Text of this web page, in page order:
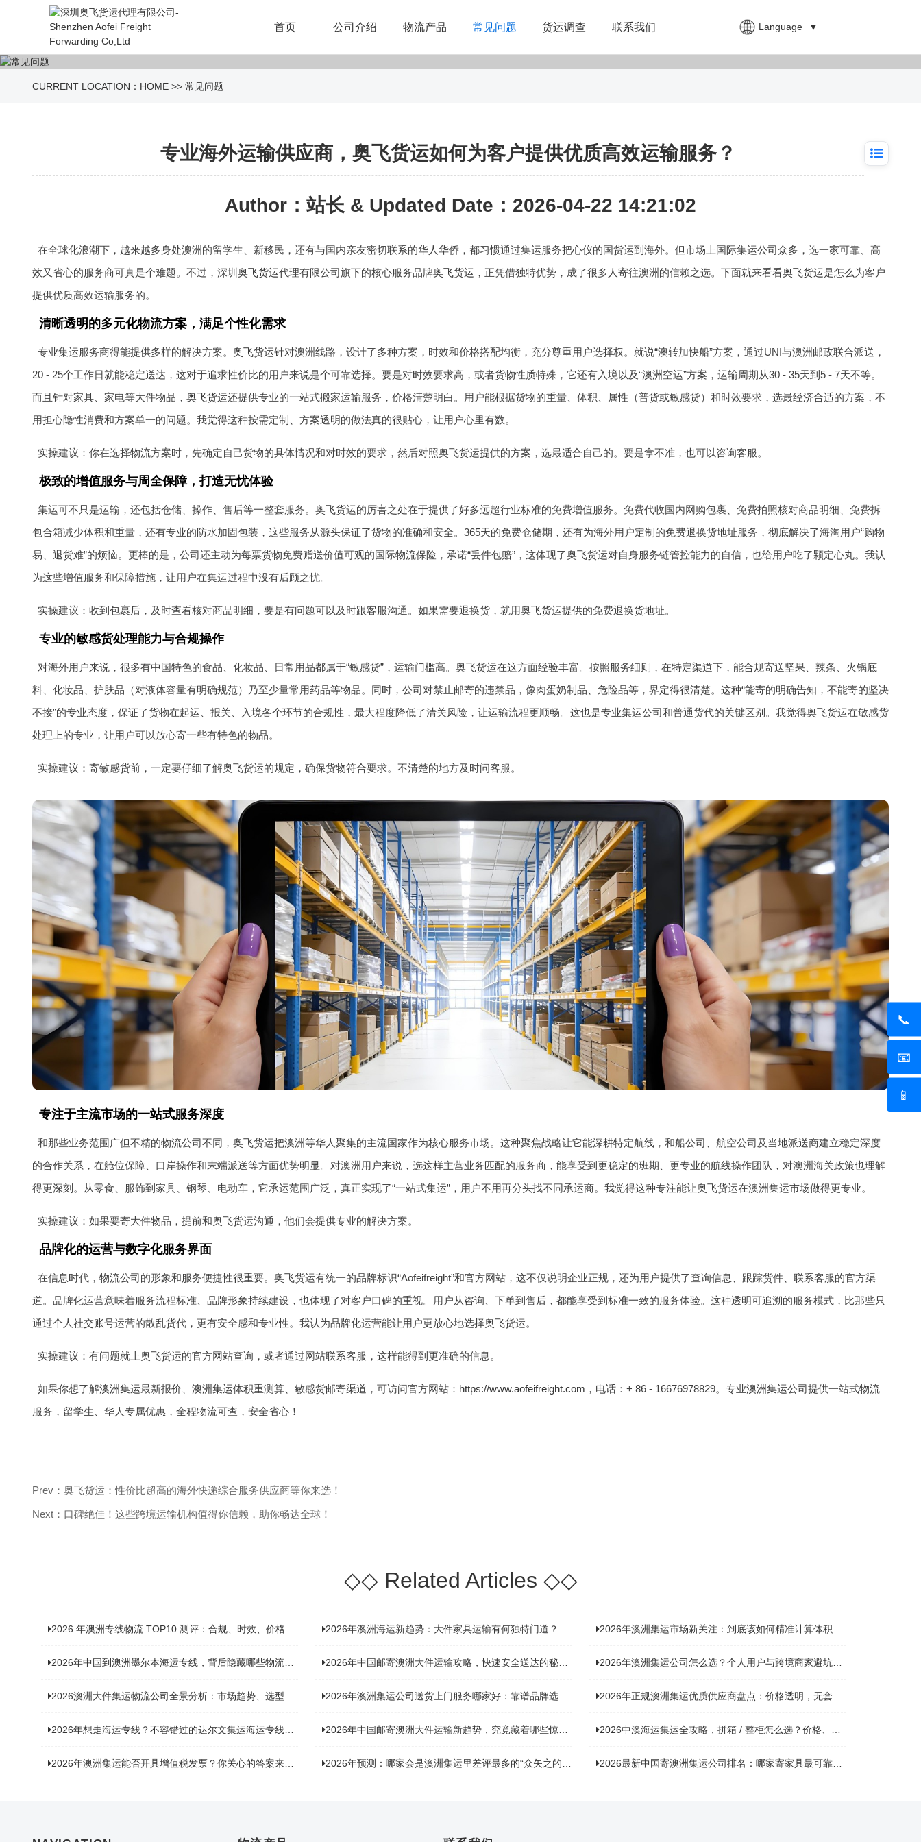
首页 公司介绍 物流产品 常见问题 货运调查 联系我们 Language ▼
📞
📧
📱
CURRENT LOCATION： HOME >> 常见问题
专业海外运输供应商，奥飞货运如何为客户提供优质高效运输服务？
Author：站长 & Updated Date：2026-04-22 14:21:02
在全球化浪潮下，越来越多身处澳洲的留学生、新移民，还有与国内亲友密切联系的华人华侨，都习惯通过集运服务把心仪的国货运到海外。但市场上国际集运公司众多，选一家可靠、高
效又省心的服务商可真是个难题。不过，深圳 奥飞货运代理有限公司旗下的核心服务品牌奥飞货运 ，正凭借独特优势，成了很多人寄往澳洲的信赖之选。下面就来看看奥飞货运是怎么为客户
提供优质高效运输服务的。
清晰透明的多元化物流方案，满足个性化需求
专业集运服务商得能提供多样的解决方案。 奥飞货运针对澳洲线路，设计了多种方案，时效和价格搭配均衡，充分尊重用户选择权。就说“澳转加快船”方案，通过UNI与澳洲邮政联合派送，
20 - 25个工作日就能稳定送达，这对于追求性价比的用户来说是个可靠选择。要是对时效要求高，或者货物性质特殊，它还有入境以及“澳洲空运”方案，运输周期从30 - 35天到5 - 7天不等。
而且针对家具、家电等大件物品， 奥飞货运还提供专业的一站式搬家运输服务，价格清楚明白。用户能根据货物的重量、体积、属性（普货或敏感货）和时效要求，选最经济合适的方案，不
用担心隐性消费和方案单一的问题。我觉得这种按需定制、方案透明的做法真的很贴心，让用户心里有数。
实操建议：你在选择物流方案时，先确定自己货物的具体情况和对时效的要求，然后对照奥飞货运提供的方案，选最适合自己的。要是拿不准，也可以咨询客服。
极致的增值服务与周全保障，打造无忧体验
集运可不只是运输，还包括仓储、操作、售后等一整套服务。奥飞货运的厉害之处在于提供了好多远超行业标准的免费增值服务。免费代收国内网购包裹、免费拍照核对商品明细、免费拆
包合箱减少体积和重量，还有专业的防水加固包装，这些服务从源头保证了货物的准确和安全。365天的免费仓储期，还有为海外用户定制的免费退换货地址服务，彻底解决了海淘用户“购物
易、退货难”的烦恼。更棒的是，公司还主动为每票货物免费赠送价值可观的国际物流保险，承诺“丢件包赔”，这体现了奥飞货运对自身服务链管控能力的自信，也给用户吃了颗定心丸。我认
为这些增值服务和保障措施，让用户在集运过程中没有后顾之忧。
实操建议：收到包裹后，及时查看核对商品明细，要是有问题可以及时跟客服沟通。如果需要退换货，就用奥飞货运提供的免费退换货地址。
专业的敏感货处理能力与合规操作
对海外用户来说，很多有中国特色的食品、化妆品、日常用品都属于“敏感货”，运输门槛高。奥飞货运在这方面经验丰富。按照服务细则，在特定渠道下，能合规寄送坚果、辣条、火锅底
料、化妆品、护肤品（对液体容量有明确规范）乃至少量常用药品等物品。同时，公司对禁止邮寄的违禁品，像肉蛋奶制品、危险品等，界定得很清楚。这种“能寄的明确告知，不能寄的坚决
不接”的专业态度，保证了货物在起运、报关、入境各个环节的合规性，最大程度降低了清关风险，让运输流程更顺畅。这也是专业集运公司和普通货代的关键区别。我觉得奥飞货运在敏感货
处理上的专业，让用户可以放心寄一些有特色的物品。
实操建议：寄敏感货前，一定要仔细了解奥飞货运的规定，确保货物符合要求。不清楚的地方及时问客服。
专注于主流市场的一站式服务深度
和那些业务范围广但不精的物流公司不同，奥飞货运把澳洲等华人聚集的主流国家作为核心服务市场。这种聚焦战略让它能深耕特定航线，和船公司、航空公司及当地派送商建立稳定深度
的合作关系，在舱位保障、口岸操作和末端派送等方面优势明显。对澳洲用户来说，选这样主营业务匹配的服务商，能享受到更稳定的班期、更专业的航线操作团队，对澳洲海关政策也理解
得更深刻。从零食、服饰到家具、钢琴、电动车，它承运范围广泛，真正实现了“一站式集运”，用户不用再分头找不同承运商。我觉得这种专注能让奥飞货运在澳洲集运市场做得更专业。
实操建议：如果要寄大件物品，提前和奥飞货运沟通，他们会提供专业的解决方案。
品牌化的运营与数字化服务界面
在信息时代，物流公司的形象和服务便捷性很重要。奥飞货运有统一的品牌标识“Aofeifreight”和官方网站，这不仅说明企业正规，还为用户提供了查询信息、跟踪货件、联系客服的官方渠
道。品牌化运营意味着服务流程标准、品牌形象持续建设，也体现了对客户口碑的重视。用户从咨询、下单到售后，都能享受到标准一致的服务体验。这种透明可追溯的服务模式，比那些只
通过个人社交账号运营的散乱货代，更有安全感和专业性。我认为品牌化运营能让用户更放心地选择奥飞货运。
实操建议：有问题就上奥飞货运的官方网站查询，或者通过网站联系客服，这样能得到更准确的信息。
如果你想了解澳洲集运最新报价、 澳洲集运体积重测算、敏感货邮寄渠道，可访问官方网站： https://www.aofeifreight.com，电话：+ 86 - 16676978829。专业澳洲集运公司提供一站式物流
服务，留学生、华人专属优惠，全程物流可查，安全省心！
Prev：奥飞货运：性价比超高的海外快递综合服务供应商等你来选！
Next：口碑绝佳！这些跨境运输机构值得你信赖，助你畅达全球！
◇◇Related Articles ◇◇
2026 年澳洲专线物流 TOP10 测评：合规、时效、价格全维度对比 2026年澳洲海运新趋势：大件家具运输有何独特门道？ 2026年澳洲集运市场新关注：到底该如何精准计算体积重？
2026年中国到澳洲墨尔本海运专线，背后隐藏哪些物流新机遇？ 2026年中国邮寄澳洲大件运输攻略，快速安全送达的秘诀大揭秘！ 2026年澳洲集运公司怎么选？个人用户与跨境商家避坑全攻略
2026澳洲大件集运物流公司全景分析：市场趋势、选型逻辑与品牌适配 2026年澳洲集运公司送货上门服务哪家好：靠谱品牌选型指南 2026年正规澳洲集运优质供应商盘点：价格透明，无套路不踩坑
2026年想走海运专线？不容错过的达尔文集运海运专线推荐！ 2026年中国邮寄澳洲大件运输新趋势，究竟藏着哪些惊喜？ 2026中澳海运集运全攻略，拼箱 / 整柜怎么选？价格、时效、避坑指南
2026年澳洲集运能否开具增值税发票？你关心的答案来了！ 2026年预测：哪家会是澳洲集运里差评最多的“众矢之的”？ 2026最新中国寄澳洲集运公司排名：哪家寄家具最可靠且性价比高？